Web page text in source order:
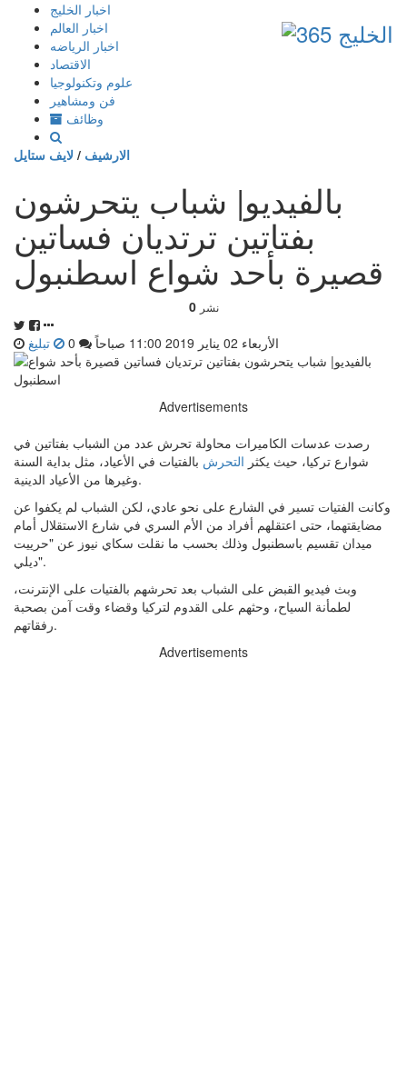
إذهب
المحتوى
اخبار الخليج
اخبار العالم
اخبار الرياضه
الاقتصاد
علوم وتكنولوجيا
فن ومشاهير
وظائف
الارشيف / لايف ستايل
بالفيديو| شباب يتحرشون
بفتاتين ترتديان فساتين
قصيرة بأحد شواع اسطنبول
0 نشر
الأربعاء 02 يناير 2019 11:00 صباحاً تبليغ
Advertisements
رصدت عدسات الكاميرات محاولة تحرش عدد من الشباب بفتاتين في
شوارع تركيا، حيث يكثر التحرش بالفتيات في الأعياد، مثل بداية السنة
وغيرها من الأعياد الدينية.
وكانت الفتيات تسير في الشارع على نحو عادي، لكن الشباب لم يكفوا عن
مضايقتهما، حتى اعتقلهم أفراد من الأم السري في شارع الاستقلال أمام
ميدان تقسيم باسطنبول وذلك بحسب ما نقلت سكاي نيوز عن "حرييت
ديلي".
وبث فيديو القبض على الشباب بعد تحرشهم بالفتيات على الإنترنت،
لطمأنة السياح، وحثهم على القدوم لتركيا وقضاء وقت آمن بصحبة
رفقاتهم.
Advertisements